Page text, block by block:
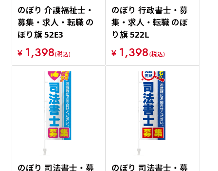
のぼり 介護福祉士・
募集・求人・転職 の
ぼり旗 52E3
¥ 1,398(税込)
のぼり 行政書士・募
集・求人・転職 のぼ
り旗 522L
¥ 1,398(税込)
のぼり 司法書士・募
のぼり 司法書士・募